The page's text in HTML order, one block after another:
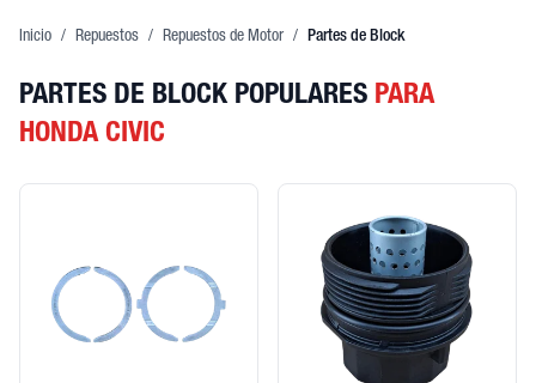
Inicio / Repuestos / Repuestos de Motor / Partes de Block
PARTES DE BLOCK POPULARES PARA
HONDA CIVIC